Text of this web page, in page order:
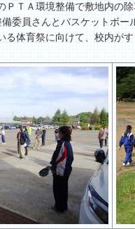
ＴＡ環境整備で敷地内の
委員さんとバスケットボー
体育祭に向けて、校内が